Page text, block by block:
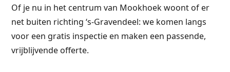
Of je nu in het centrum van Mookhoek woont of er
net buiten richting ‘s-Gravendeel: we komen langs
voor een gratis inspectie en maken een passende,
vrijblijvende offerte.